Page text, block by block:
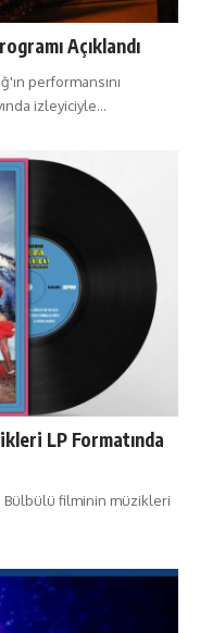
Açıklandı
performansını
izleyiciyle…
LP Formatında
Bülbülü filminin müzikleri